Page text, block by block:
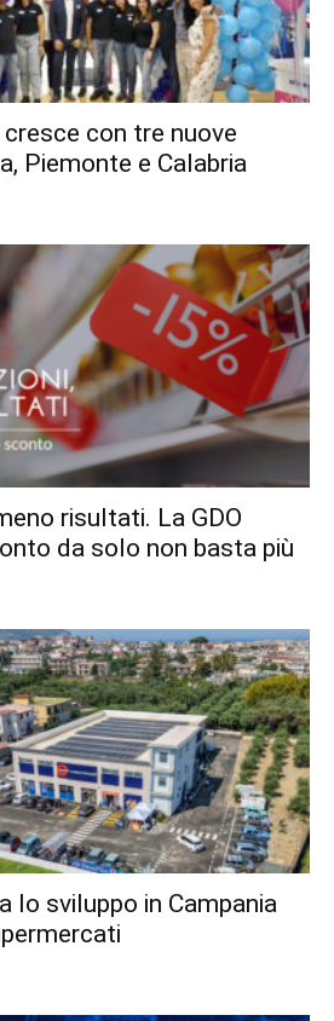
con tre nuove
Piemonte e Calabria
risultati. La GDO
da solo non basta più
lo sviluppo in Campania